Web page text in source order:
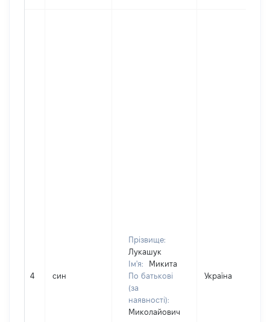
4 син
Прізвище:
Лукашук
Ім'я:
Микита
По батькові
(за
наявності):
Миколайович
Україна